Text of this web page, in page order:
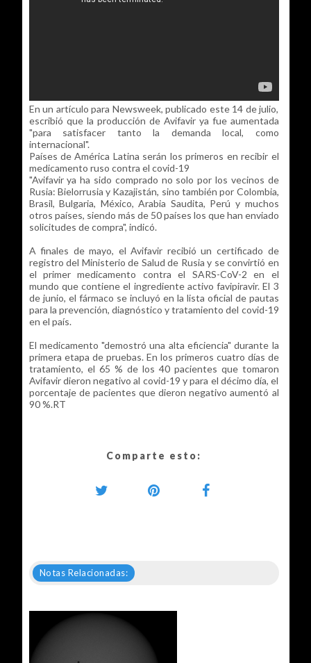
En un artículo para Newsweek, publicado este 14 de julio,
escribió que la producción de Avifavir ya fue aumentada
"para satisfacer tanto la demanda local, como
internacional".
Países de América Latina serán los primeros en recibir el
medicamento ruso contra el covid-19
"Avifavir ya ha sido comprado no solo por los vecinos de
Rusia: Bielorrusia y Kazajistán, sino también por Colombia,
Brasil, Bulgaria, México, Arabia Saudita, Perú y muchos
otros países, siendo más de 50 países los que han enviado
solicitudes de compra", indicó.
A finales de mayo, el Avifavir recibió un certificado de
registro del Ministerio de Salud de Rusia y se convirtió en
el primer medicamento contra el SARS-CoV-2 en el
mundo que contiene el ingrediente activo favipiravir. El 3
de junio, el fármaco se incluyó en la lista oficial de pautas
para la prevención, diagnóstico y tratamiento del covid-19
en el país.
El medicamento "demostró una alta eficiencia" durante la
primera etapa de pruebas. En los primeros cuatro días de
tratamiento, el 65 % de los 40 pacientes que tomaron
Avifavir dieron negativo al covid-19 y para el décimo día, el
porcentaje de pacientes que dieron negativo aumentó al
90 %.RT
Comparte esto:
Notas Relacionadas: